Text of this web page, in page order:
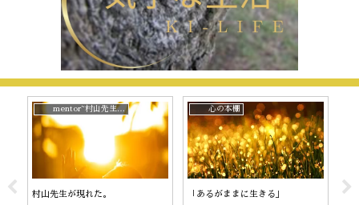
mentor~村山先生と。
村山先生が現れた。
心の本棚
「あるがままに生きる」 陰